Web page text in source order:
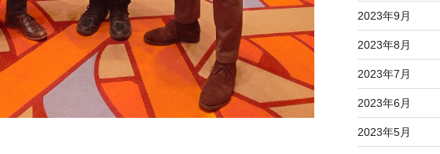
2023年9月
2023年8月
2023年7月
2023年6月
2023年5月